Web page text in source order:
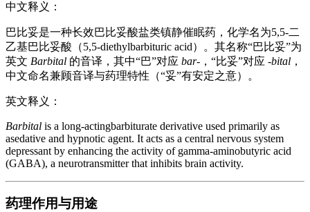
中文释义：
巴比妥是一种长效巴比妥酸盐类镇静催眠药，化学名为5,5-二
乙基巴比妥酸（5,5-diethylbarbituric acid）。其名称“巴比妥”为
英文 Barbital 的音译，其中“巴”对应 bar- ，“比妥”对应 -bital ，
中文命名兼顾音译与药理特性（“妥”有安定之意）。
英文释义：
Barbital is a long-actingbarbiturate derivative used primarily as
asedative and hypnotic agent. It acts as a central nervous system
depressant by enhancing the activity of gamma-aminobutyric acid
(GABA), a neurotransmitter that inhibits brain activity.
药理作用与用途